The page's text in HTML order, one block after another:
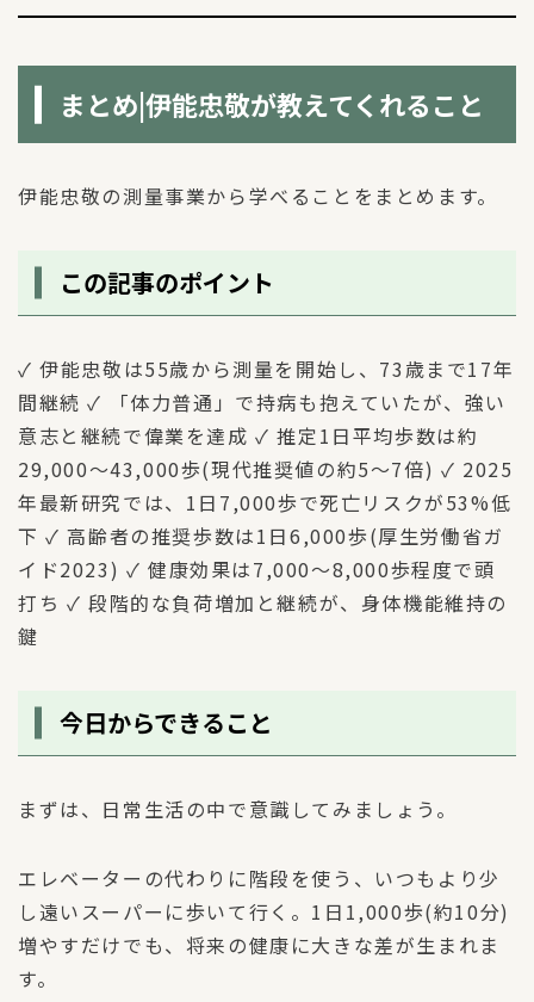
まとめ|伊能忠敬が教えてくれること
伊能忠敬の測量事業から学べることをまとめます。
この記事のポイント
✓ 伊能忠敬は55歳から測量を開始し、73歳まで17年
間継続 ✓ 「体力普通」で持病も抱えていたが、強い
意志と継続で偉業を達成 ✓ 推定1日平均歩数は約
29,000〜43,000歩(現代推奨値の約5〜7倍) ✓ 2025
年最新研究では、1日7,000歩で死亡リスクが53%低
下 ✓ 高齢者の推奨歩数は1日6,000歩(厚生労働省ガ
イド2023) ✓ 健康効果は7,000〜8,000歩程度で頭
打ち ✓ 段階的な負荷増加と継続が、身体機能維持の
鍵
今日からできること
まずは、日常生活の中で意識してみましょう。
エレベーターの代わりに階段を使う、いつもより少
し遠いスーパーに歩いて行く。1日1,000歩(約10分)
増やすだけでも、将来の健康に大きな差が生まれま
す。